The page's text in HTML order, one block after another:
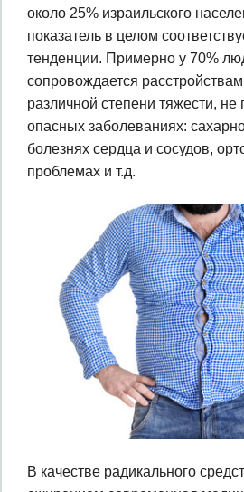
около 25% израильского
показатель в целом
тенденции. Примерно у 70%
сопровождается
различной степени тяжести, не
опасных заболеваниях:
болезнях сердца и сосудов,
проблемах и т.д.
В качестве радикального